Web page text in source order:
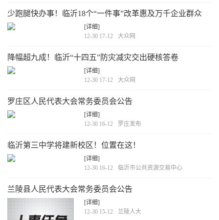
少跑腿快办事！临沂18个“一件事”改革惠及万千企业群众
[详细]
12-30 17-12
大众网
降幅超九成！临沂“十四五”防灾减灾交出硬核答卷
[详细]
12-30 17-12
大众网
罗庄区人民代表大会常务委员会公告
[详细]
12-30 16-12
罗庄发布
临沂第三中学将建新校区！位置在这！
[详细]
12-30 16-12
临沂市公共资源交易中心
兰陵县人民代表大会常务委员会公告
[详细]
12-30 15-12
兰陵人大